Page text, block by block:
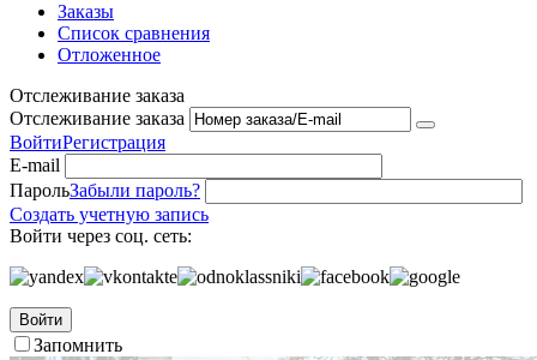
Заказы
Список сравнения
Отложенное
Отслеживание заказа
Отслеживание заказа
ВойтиРегистрация
E-mail
ПарольЗабыли пароль?
Создать учетную запись
Войти через соц. сеть:
Войти
Запомнить